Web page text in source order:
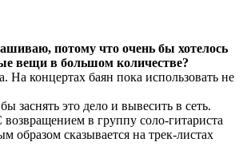
потому что очень бы хотелось
вещи в большом количестве?
На концертах баян пока использовать не
заснять это дело и вывесить в сеть.
в группу соло-гитариста
образом сказывается на трек-листах